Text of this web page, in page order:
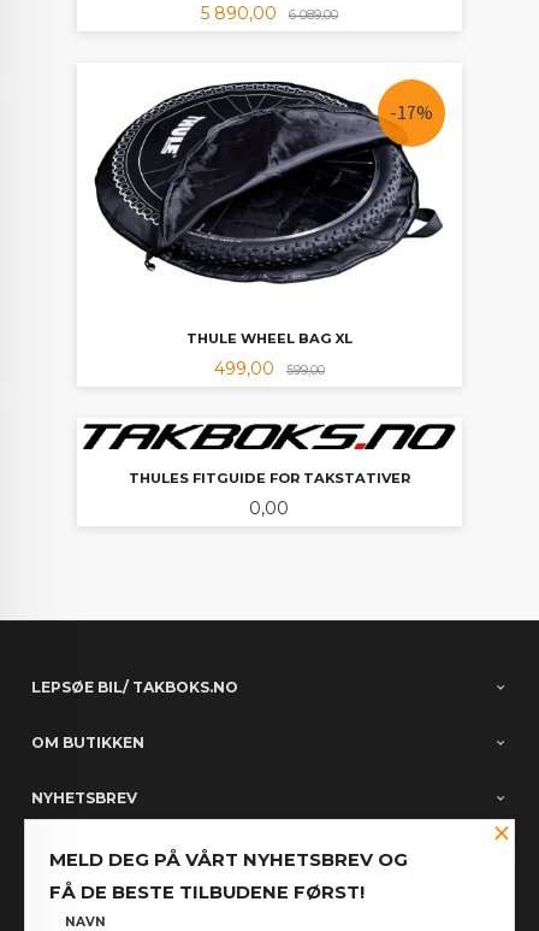
Tilbud
5 890,00 6 089,00Rabatt
THULE WHEEL BAG XL
Tilbud
499,00 599,00Rabatt
-17%
THULES FITGUIDE FOR TAKSTATIVER
Pris
0,00
LEPSØE BIL/ TAKBOKS.NO
OM BUTIKKEN
NYHETSBREV
PARTNERE ×
MELD DEG PÅ VÅRT NYHETSBREV OG
FÅ DE BESTE TILBUDENE FØRST!
NAVN